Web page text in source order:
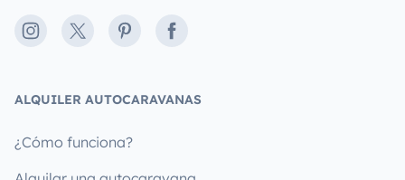
Instagram
X PinterestFacebook
ALQUILER AUTOCARAVANAS
¿Cómo funciona?